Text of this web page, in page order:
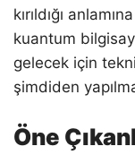
kırıldığı
kuantum
gelecek için
şimdiden
Öne